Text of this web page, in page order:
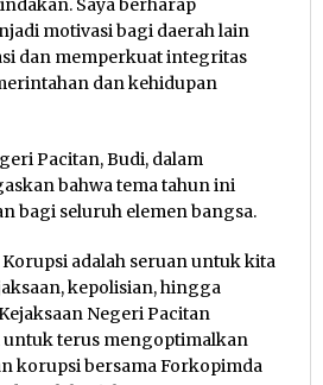
motivasi bagi daerah lain
dan memperkuat integritas
dan kehidupan
Pacitan, Budi, dalam
bahwa tema tahun ini
bagi seluruh elemen bangsa.
adalah seruan untuk kita
kepolisian, hingga
Negeri Pacitan
terus mengoptimalkan
korupsi bersama Forkopimda